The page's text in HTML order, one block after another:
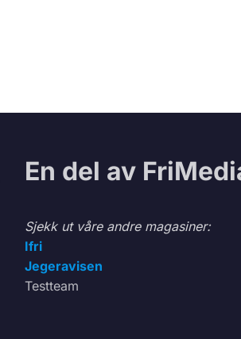
En del av
Sjekk ut våre andre magasiner:
Ifri
Jegeravisen
Testteam